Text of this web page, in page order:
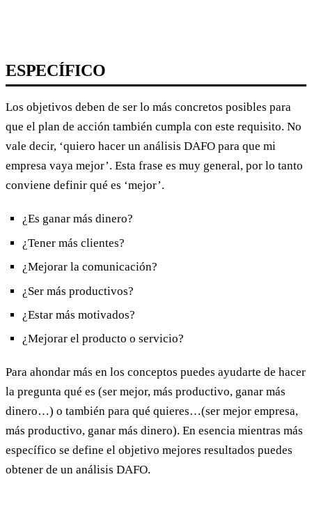
ESPECÍFICO
Los objetivos deben de ser lo más concretos posibles para
que el plan de acción también cumpla con este requisito. No
vale decir, ‘quiero hacer un análisis DAFO para que mi
empresa vaya mejor’. Esta frase es muy general, por lo tanto
conviene definir qué es ‘mejor’.
¿Es ganar más dinero?
¿Tener más clientes?
¿Mejorar la comunicación?
¿Ser más productivos?
¿Estar más motivados?
¿Mejorar el producto o servicio?
Para ahondar más en los conceptos puedes ayudarte de hacer
la pregunta qué es (ser mejor, más productivo, ganar más
dinero…) o también para qué quieres…(ser mejor empresa,
más productivo, ganar más dinero). En esencia mientras más
específico se define el objetivo mejores resultados puedes
obtener de un análisis DAFO.